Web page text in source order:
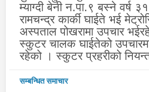
म्याग्दी बेनी न.पा.९ बस्ने वर्ष
रामचन्द्र कार्की घाईते भई
अस्पताल पोखरामा उपचार
स्कुटर चालक घाईतेको
रहेको । स्कुटर प्रहरीको
सम्बन्धित समाचार